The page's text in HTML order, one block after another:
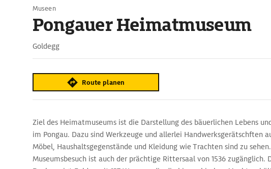
Museen
Pongauer Heimatmuseum
Goldegg
Route planen
Ziel des Heimatmuseums ist die Darstellung des bäuerlichen Lebens
im Pongau. Dazu sind Werkzeuge und allerlei Handwerksgerätschften
Möbel, Haushaltsgegenstände und Kleidung wie Trachten sind zu
Museumsbesuch ist auch der prächtige Rittersaal von 1536 zugänglich.